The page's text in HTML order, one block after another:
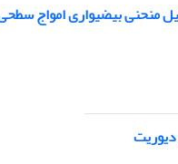
بیضیواری امواج سطحی
دیوریت